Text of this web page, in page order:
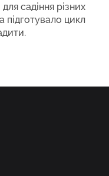
садіння різних
підготувало цикл